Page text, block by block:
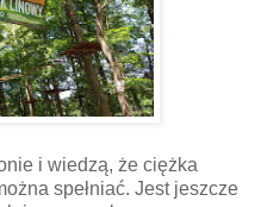
i wiedzą, że ciężka
spełniać. Jest jeszcze